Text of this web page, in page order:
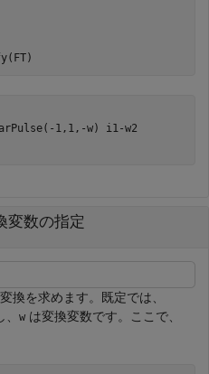
( - 1, 1, -w) i1-w2
変数の指定
換を求めます。既定では、
w は変換変数です。ここで、